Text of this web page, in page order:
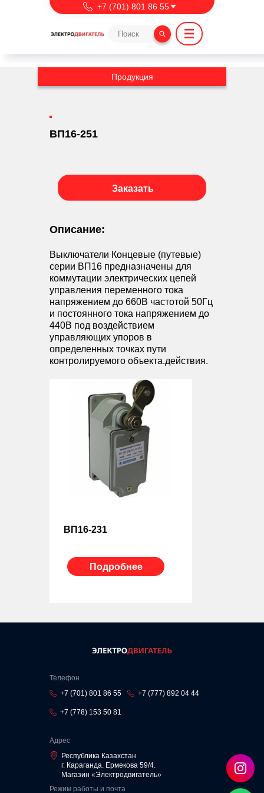
Перейти к основному содержанию
export NVM_DIR=~/.nvm+7 (701) 801 86 55
Продукция
ВП16-251
Заказать
Описание:
Выключатели Концевые (путевые)
серии ВП16 предназначены для
коммутации электрических цепей
управления переменного тока
напряжением до 660В частотой 50Гц
и постоянного тока напряжением до
440В под воздействием
управляющих упоров в
определенных точках пути
контролируемого объекта.действия.
ВП16-231
Подробнее
Телефон
+7 (701) 801 86 55
+7 (777) 892 04 44
+7 (778) 153 50 81
Адрес
Республика Казахстан
г. Караганда. Ермекова 59/4.
Магазин «Электродвигатель»
Режим работы и почта